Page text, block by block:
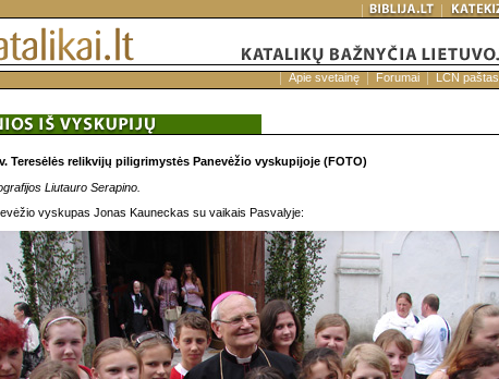
Apie svetainę Forumai LCN paštas
Teresėlės relikvijų piligrimystės Panevėžio vyskupijoje (FOTO)
Liutauro Serapino.
vyskupas Jonas Kauneckas su vaikais Pasvalyje: